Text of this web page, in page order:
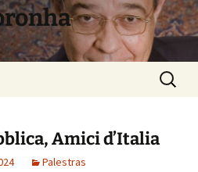
por:
Amici d’Italia
Palestras